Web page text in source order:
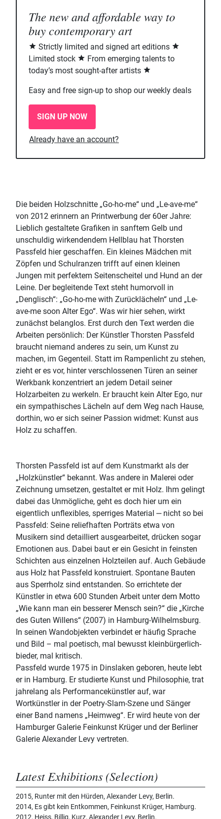
The new and affordable way to
buy contemporary art
Strictly limited and signed art editions
Limited stock
From emerging talents to
today’s most sought-after artists
Easy and free sign-up to shop our weekly deals
SIGN UP NOW
Already have an account?
Die beiden Holzschnitte „Go-ho-me“ und „Le-ave-me“
von 2012 erinnern an Printwerbung der 60er Jahre:
Lieblich gestaltete Grafiken in sanftem Gelb und
unschuldig wirkendendem Hellblau hat Thorsten
Passfeld hier geschaffen. Ein kleines Mädchen mit
Zöpfen und Schulranzen trifft auf einen kleinen
Jungen mit perfektem Seitenscheitel und Hund an der
Leine. Der begleitende Text steht humorvoll in
„Denglisch“: „Go-ho-me with Zurücklächeln“ und „Le-
ave-me soon Alter Ego“. Was wir hier sehen, wirkt
zunächst belanglos. Erst durch den Text werden die
Arbeiten persönlich: Der Künstler Thorsten Passfeld
braucht niemand anderes zu sein, um Kunst zu
machen, im Gegenteil. Statt im Rampenlicht zu stehen,
zieht er es vor, hinter verschlossenen Türen an seiner
Werkbank konzentriert an jedem Detail seiner
Holzarbeiten zu werkeln. Er braucht kein Alter Ego, nur
ein sympathisches Lächeln auf dem Weg nach Hause,
dorthin, wo er sich seiner Passion widmet: Kunst aus
Holz zu schaffen.
Thorsten Passfeld ist auf dem Kunstmarkt als der
„Holzkünstler“ bekannt. Was andere in Malerei oder
Zeichnung umsetzen, gestaltet er mit Holz. Ihm gelingt
dabei das Unmögliche, geht es doch hier um ein
eigentlich unflexibles, sperriges Material ‒ nicht so bei
Passfeld: Seine reliefhaften Porträts etwa von
Musikern sind detailliert ausgearbeitet, drücken sogar
Emotionen aus. Dabei baut er ein Gesicht in feinsten
Schichten aus einzelnen Holzteilen auf. Auch Gebäude
aus Holz hat Passfeld konstruiert. Spontane Bauten
aus Sperrholz sind entstanden. So errichtete der
Künstler in etwa 600 Stunden Arbeit unter dem Motto
„Wie kann man ein besserer Mensch sein?“ die „Kirche
des Guten Willens“ (2007) in Hamburg-Wilhelmsburg.
In seinen Wandobjekten verbindet er häufig Sprache
und Bild – mal poetisch, mal bewusst kleinbürgerlich-
bieder, mal kritisch.
Passfeld wurde 1975 in Dinslaken geboren, heute lebt
er in Hamburg. Er studierte Kunst und Philosophie, trat
jahrelang als Performancekünstler auf, war
Wortkünstler in der Poetry-Slam-Szene und Sänger
einer Band namens „Heimweg“. Er wird heute von der
Hamburger Galerie Feinkunst Krüger und der Berliner
Galerie Alexander Levy vertreten.
Latest Exhibitions (Selection)
2015, Runter mit den Hürden, Alexander Levy, Berlin.
2014, Es gibt kein Entkommen, Feinkunst Krüger, Hamburg.
2012, Heiss, Billig, Kurz, Alexander Levy, Berlin.